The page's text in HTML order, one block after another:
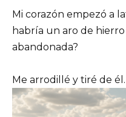
Mi corazón empezó a
habría un aro de
abandonada?
Me arrodillé y tiré de él.